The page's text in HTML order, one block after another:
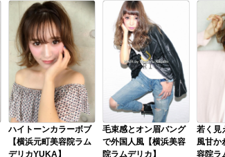
ハイトーンカラーボブ
【横浜元町美容院ラム
デリカYUKA】
毛束感とオン眉バング
で外国人風【横浜美容
院ラムデリカ】
若く見
風甘か
容院ラ